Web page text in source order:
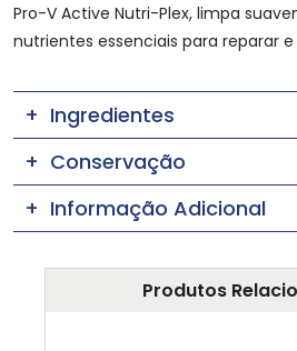
Pro-V Active Nutri-Plex, limpa
nutrientes essenciais para reparar
Ingredientes
Conservação
Informação Adicional
Produtos